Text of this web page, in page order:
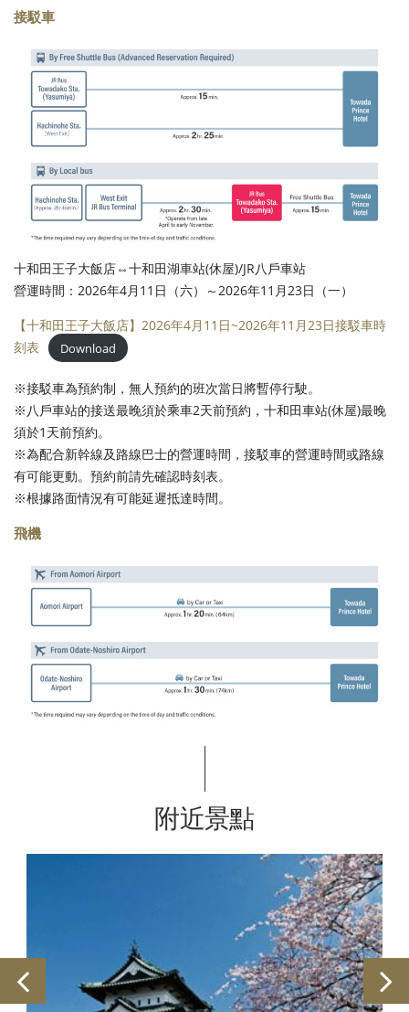
接駁車
十和田王子大飯店⇔十和田湖車站(休屋)/JR八戶車站
營運時間：2026年4月11日（六）～2026年11月23日（一）
【十和田王子大飯店】2026年4月11日~2026年11月23日接駁車時
刻表
Download
※接駁車為預約制，無人預約的班次當日將暫停行駛。
※八戶車站的接送最晚須於乘車2天前預約，十和田車站(休屋)最晚
須於1天前預約。
※為配合新幹線及路線巴士的營運時間，接駁車的營運時間或路線
有可能更動。預約前請先確認時刻表。
※根據路面情況有可能延遲抵達時間。
飛機
附近景點